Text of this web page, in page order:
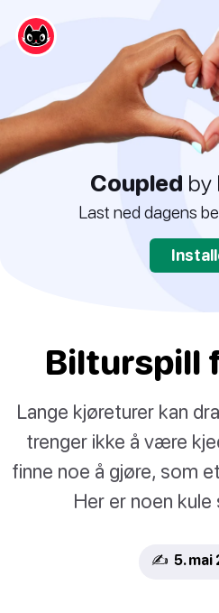
Coupled by
Last ned dagens
Bilturspill
Lange kjøreturer kan
trenger ikke å være
finne noe å gjøre, som
Her er noen kule
✍️ 5. mai